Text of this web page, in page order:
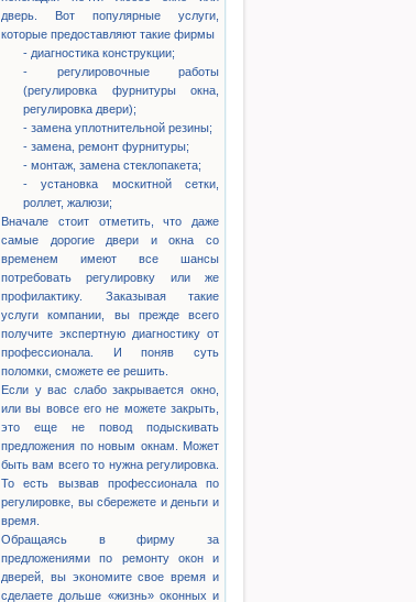
дверь. Вот популярные услуги,
которые предоставляют такие фирмы
- диагностика конструкции;
- регулировочные работы
(регулировка фурнитуры окна,
регулировка двери);
- замена уплотнительной резины;
- замена, ремонт фурнитуры;
- монтаж, замена стеклопакета;
- установка москитной сетки,
роллет, жалюзи;
Вначале стоит отметить, что даже
самые дорогие двери и окна со
временем имеют все шансы
потребовать регулировку или же
профилактику. Заказывая такие
услуги компании, вы прежде всего
получите экспертную диагностику от
профессионала. И поняв суть
поломки, сможете ее решить.
Если у вас слабо закрывается окно,
или вы вовсе его не можете закрыть,
это еще не повод подыскивать
предложения по новым окнам. Может
быть вам всего то нужна регулировка.
То есть вызвав профессионала по
регулировке, вы сбережете и деньги и
время.
Обращаясь в фирму за
предложениями по ремонту окон и
дверей, вы экономите свое время и
сделаете дольше «жизнь» оконных и